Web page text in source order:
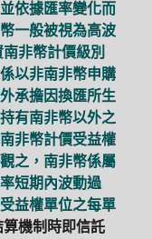
依據匯率變化而
一般被視為高波
非幣計價級別
以非南非幣申購
承擔因換匯所生
有南非幣以外之
非幣計價受益權
之，南非幣係屬
短期內波動過
益權單位之每單
機制時即信託